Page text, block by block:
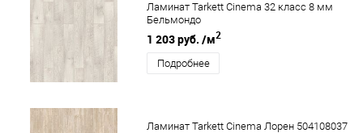
Ламинат Tarkett Cinema 32 класс 8 мм
Бельмондо
1 203 руб. /м2
Подробнее
Ламинат Tarkett Cinema Лорен 504108037